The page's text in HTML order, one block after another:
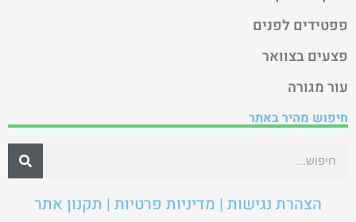
פפטידים לפנים
פצעים בצוואר
עור מגורה
חיפוש מהיר באתר
הצהרת נגישות | מדיניות פרטיות | תקנון אתר